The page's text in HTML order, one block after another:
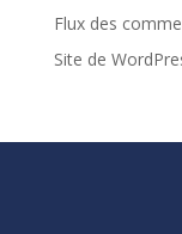
Flux des
Site de